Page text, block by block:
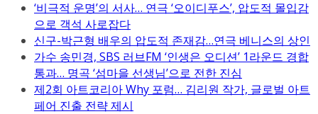
‘비극적 운명’의 서사… 연극 ‘오이디푸스’, 압도적 몰입감
으로 객석 사로잡다
신구-박근형 배우의 압도적 존재감…연극 베니스의 상인
가수 송민경, SBS 러브FM ‘인생은 오디션’ 1라운드 경합
통과… 명곡 ‘섬마을 선생님’으로 전한 진심
제2회 아트코리아 Why 포럼… 김리원 작가, 글로벌 아트
페어 진출 전략 제시